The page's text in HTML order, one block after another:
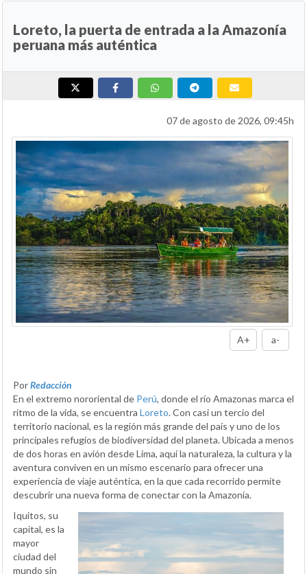
Loreto, la puerta de entrada a la Amazonía
peruana más auténtica
07 de agosto de 2026, 09:45h
A+ a-
PorRedacción
En el extremo nororiental de Perú, donde el río Amazonas marca el
ritmo de la vida, se encuentra Loreto. Con casi un tercio del
territorio nacional, es la región más grande del país y uno de los
principales refugios de biodiversidad del planeta. Ubicada a menos
de dos horas en avión desde Lima, aquí la naturaleza, la cultura y la
aventura conviven en un mismo escenario para ofrecer una
experiencia de viaje auténtica, en la que cada recorrido permite
descubrir una nueva forma de conectar con la Amazonía.
Iquitos, su
capital, es la
mayor
ciudad del
mundo sin